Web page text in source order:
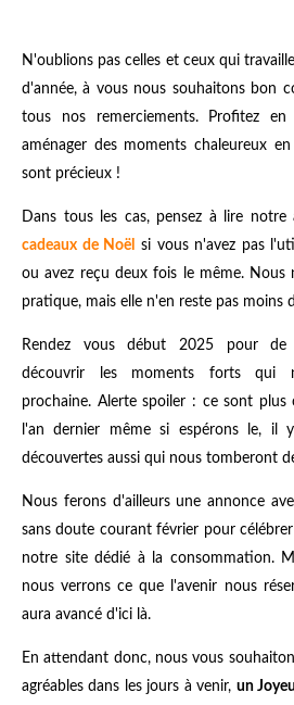
N'oublions pas celles et ceux qui
d'année, à vous nous souhaitons bon
tous nos remerciements. Profitez
aménager des moments chaleureux
sont précieux !
Dans tous les cas, pensez à lire notre
cadeaux de Noël
si vous n'avez pas
ou avez reçu deux fois le même. Nous
pratique, mais elle n'en reste pas moins
Rendez vous début 2025 pour de
découvrir les moments forts qui
prochaine. Alerte spoiler : ce sont plus
l'an dernier même si espérons le, il
découvertes aussi qui nous tomberont
Nous ferons d'ailleurs une annonce
sans doute courant février pour
notre site dédié à la consommation.
nous verrons ce que l'avenir nous
aura avancé d'ici là.
En attendant donc, nous vous
agréables dans les jours à venir, un